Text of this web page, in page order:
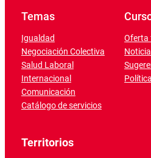
Temas
Igualdad
Negociación Colectiva
Salud Laboral
Internacional
Comunicación
Catálogo de servicios
Oferta
Territorios